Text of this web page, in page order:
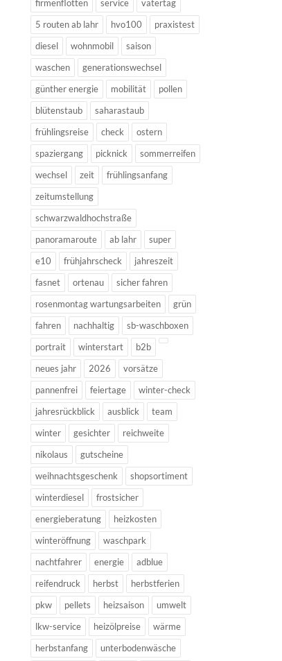
firmenflotten
service
vatertag
5 routen ab lahr
hvo100
praxistest
diesel
wohnmobil
saison
waschen
generationswechsel
günther energie
mobilität
pollen
blütenstaub
saharastaub
frühlingsreise
check
ostern
spaziergang
picknick
sommerreifen
wechsel
zeit
frühlingsanfang
zeitumstellung
schwarzwaldhochstraße
panoramaroute
ab lahr
super
e10
frühjahrscheck
jahreszeit
fasnet
ortenau
sicher fahren
rosenmontag wartungsarbeiten
grün
fahren
nachhaltig
sb-waschboxen
portrait
winterstart
b2b
neues jahr
2026
vorsätze
pannenfrei
feiertage
winter-check
jahresrückblick
ausblick
team
winter
gesichter
reichweite
nikolaus
gutscheine
weihnachtsgeschenk
shopsortiment
winterdiesel
frostsicher
energieberatung
heizkosten
winteröffnung
waschpark
nachtfahrer
energie
adblue
reifendruck
herbst
herbstferien
pkw
pellets heizsaison
umwelt
lkw-service
heizölpreise
wärme
herbstanfang
unterbodenwäsche